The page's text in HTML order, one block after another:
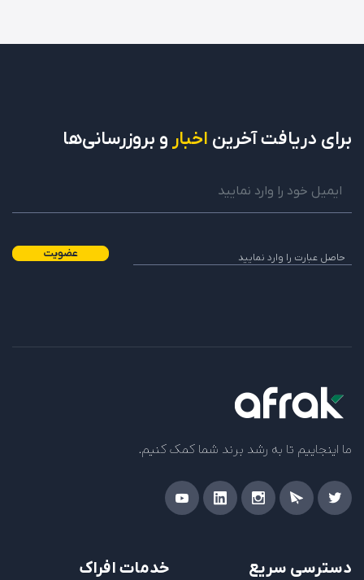
برای دریافتآخرین اخبار و بروزرسانی‌ها
عضویت
ما اینجاییم تا به رشد برند شما کمک کنیم.
دسترسی سریع خدمات افراک